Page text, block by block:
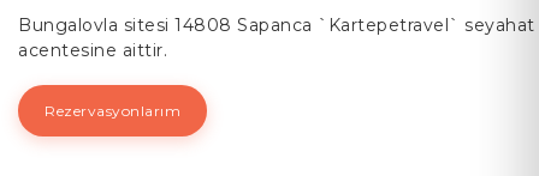
Bungalovla sitesi 14808 Sapanca `Kartepetravel` seyahat
acentesine aittir.
Rezervasyonlarım